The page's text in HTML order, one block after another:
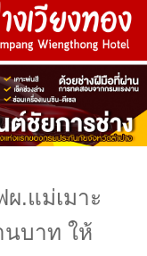
.แม่เมาะ
นบาท ให้